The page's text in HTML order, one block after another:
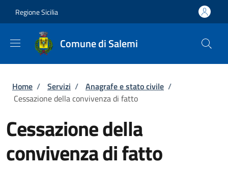
Regione Sicilia
Comune di Salemi
Briciole di pane
Home / Servizi / Anagrafe e stato civile /
Cessazione della convivenza di fatto
Cessazione della
convivenza di fatto